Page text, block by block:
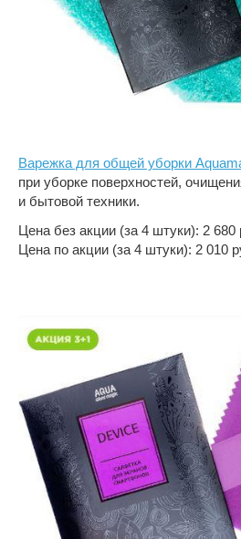
Варежка для общей уборки
при уборке поверхностей,
и бытовой техники.
Цена без акции (за 4 штуки): 2 680
Цена по акции (за 4 штуки): 2 010